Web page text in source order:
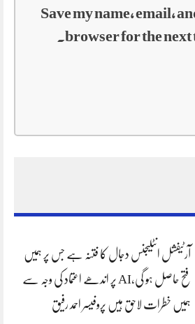
Save my name, email,
browser for the next
آرٹیفشل انٹلیجنس دجال کا فتنہ ہے جس پر ہمیں
فتح حاصل ہو گی،AI پر اندھے اعتماد کی وجہ سے
ہمیں خطرات لاحق ہیں پروفیسر احمد رفیق